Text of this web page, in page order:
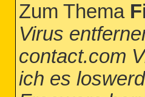
Zum Thema
Virus
contact.com
ich es